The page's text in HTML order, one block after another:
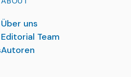
Über uns
Editorial Team
Autoren